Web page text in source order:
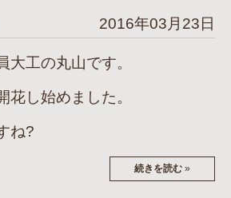
2016年03月23日
大工の丸山です。
花し始めました。
ね?
続きを読む »